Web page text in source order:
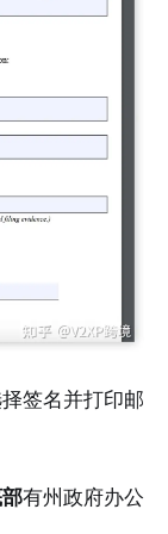
择签名并打印邮
有州政府办公